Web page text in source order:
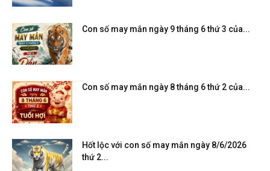
Con số may mắn ngày 9 tháng 6 thứ 3 của...
Con số may mắn ngày 8 tháng 6 thứ 2 của...
Hốt lộc với con số may mắn ngày 8/6/2026
thứ 2...